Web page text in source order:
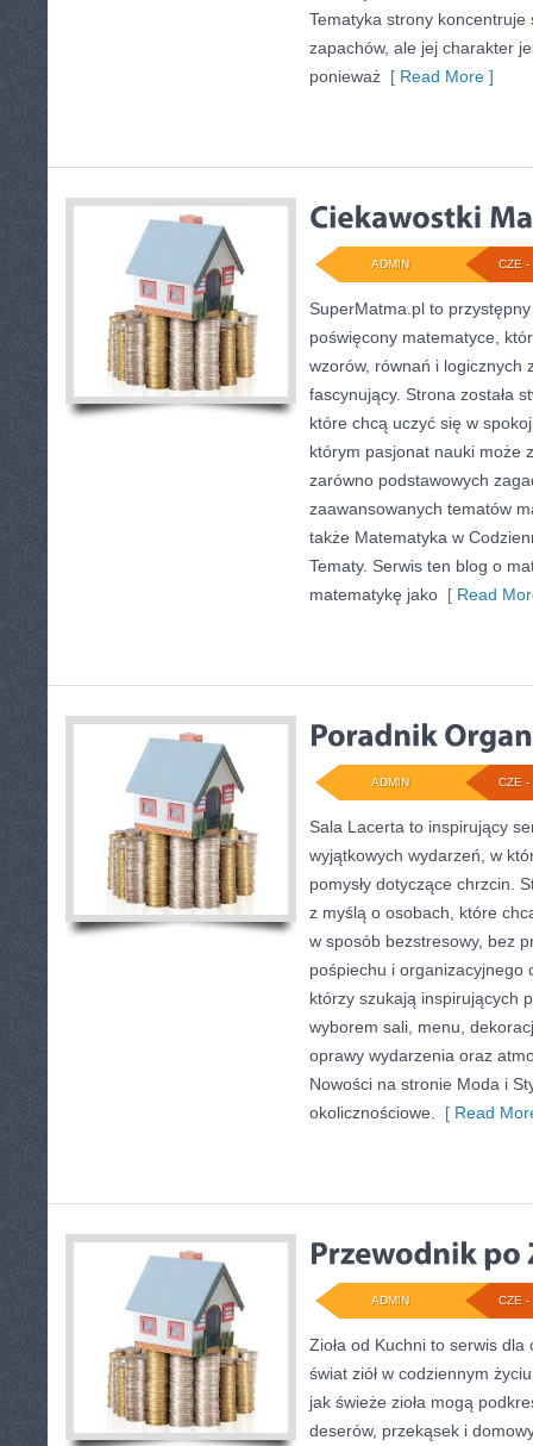
Tematyka strony koncentruje
zapachów, ale jej charakter
ponieważ [ Read More ]
CZE -
ADMIN
SuperMatma.pl to
poświęcony matematyce,
wzorów, równań i logicznych
fascynujący. Strona została
które chcą uczyć się w
którym pasjonat nauki może
zarówno podstawowych
zaawansowanych tematów
także Matematyka w
Tematy. Serwis ten blog o
matematykę jako [ Read
CZE -
ADMIN
Sala Lacerta to inspirujący
wyjątkowych wydarzeń, w
pomysły dotyczące chrzcin.
z myślą o osobach, które
w sposób bezstresowy, bez
pośpiechu i organizacyjnego
którzy szukają inspirujących
wyborem sali, menu,
oprawy wydarzenia oraz
Nowości na stronie Moda i
okolicznościowe.
[ Read
CZE -
ADMIN
Zioła od Kuchni to serwis
świat ziół w codziennym
jak świeże zioła mogą
deserów, przekąsek i